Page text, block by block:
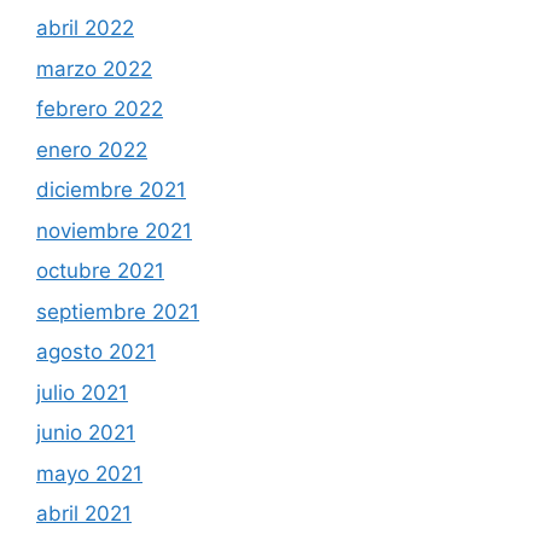
abril 2022
marzo 2022
febrero 2022
enero 2022
diciembre 2021
noviembre 2021
octubre 2021
septiembre 2021
agosto 2021
julio 2021
junio 2021
mayo 2021
abril 2021